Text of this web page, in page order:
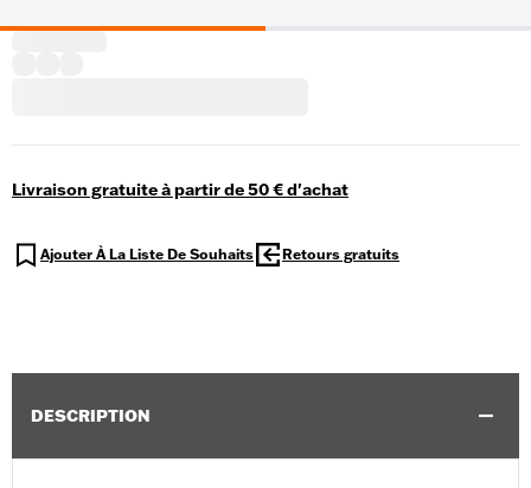
Livraison gratuite à partir de 50 € d'achat
Ajouter À La Liste De Souhaits Retours gratuits
DESCRIPTION